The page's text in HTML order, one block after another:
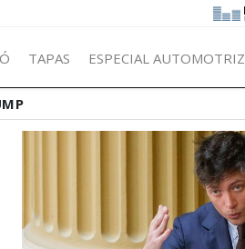
TAPAS ESPECIAL AUTOMOTRIZ